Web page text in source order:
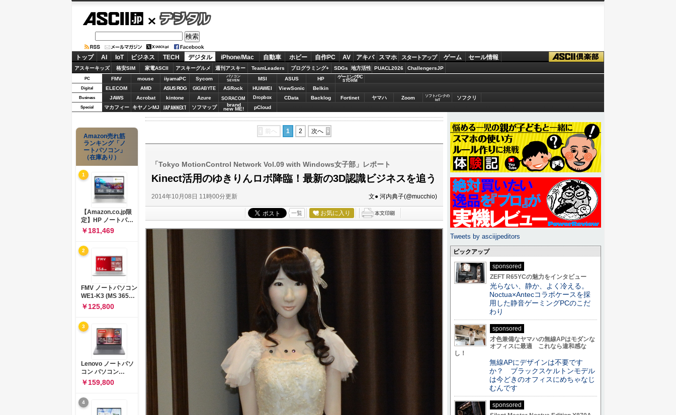
デジタル
トップ AI IoT ビジネス TECH デジタル iPhone/Mac 自動車 ホビー 自作PC AV アキバ スマホ スタートアップ ゲーム セール情報
アスキーキッズ 格安SIM 家電ASCII アスキーグルメ 週刊アスキー TeamLeaders プログラミング+ SDGs 地方活性 PUACL2026 ChallengersJP
PC FMV mouse iiyamaPC Sycom
パソコン
SEVEN
MSI ASUS HP ゲーミングPC
STORM
Digital ELECOM AMD ASUS ROG GIGABYTE ASRock HUAWEI ViewSonic Belkin
Business JAWS Acrobat kintone Azure SORACOM Dropbox CData Backlog Fortinet ヤマハ Zoom
ソフトバンクの
IoT
ソフクリ
Special マカフィー キヤノンMJ JAPANNEXT ソフマップ brand
new ME! pCloud
前へ 1 2 次へ
「Tokyo MotionControl Network Vol.09 with Windows女子部」レポート
Kinect活用のゆきりんロボ降臨！最新の3D認識ビジネスを追う
2014年10月08日 11時00分更新 文● 河内典子(@mucchio)
一覧 お気に入り
Amazon売れ筋
ランキング「ノ
ートパソコン」
（在庫あり）
1
【Amazon.co.jp限
定】HP ノートパソ
コン 15-fd 15.6イン
チ インテル Core 5
120U メモリ16GB
SSD512GB
Windows 11
Microsoft Office
2024搭載 WPS
Office搭載 カメラシ
ャッター 指紋認証 薄
型 Copilotキー搭載
ナチュラルシルバー
￥181,469
2
FMV ノートパソコン
WE1-K3 (MS 365
Personal/Copilotキ
ー搭載/Win 11/15.6
型/Core
i5/16GB/SSD
512GB/ホワイト)
FMVWK3E15W_AZ
￥125,800
3
Lenovo ノートパソ
コン パソコン
IdeaPad Slim 3 14.0
インチ AMD
Ryzen™ 5 8640HS
メモリ16GB
SSD512GB
￥159,800
4
Tweets by asciijpeditors
ピックアップ
sponsored
ZEFT R65YCの魅力をインタビュー
光らない、静か、よく冷える。
Noctua×Antecコラボケースを採
用した静音ゲーミングPCのこだ
わり
sponsored
才色兼備なヤマハの無線APはモダンな
オフィスに最適 これなら違和感な
し！
無線APにデザインは不要です
か？ ブラックスケルトンモデル
は今どきのオフィスにめちゃなじ
むんです
sponsored